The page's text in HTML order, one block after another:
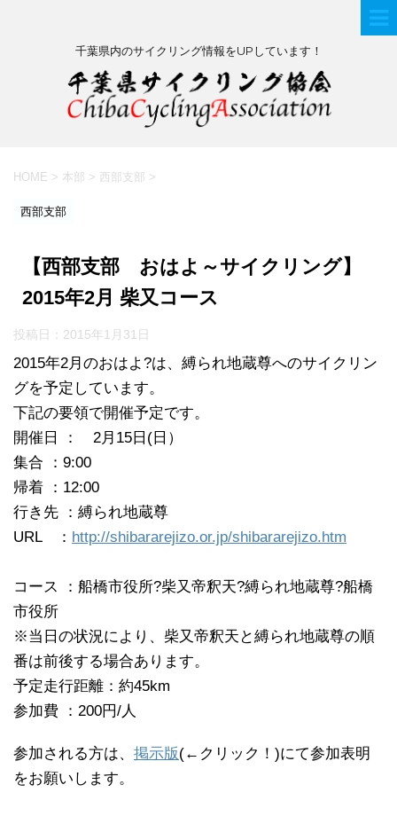
千葉県内のサイクリング情報をUPしています！
HOME > 本部 > 西部支部 >
西部支部
【西部支部 おはよ～サイクリング】
2015年2月 柴又コース
投稿日： 2015年1月31日
2015年2月のおはよ?は、縛られ地蔵尊へのサイクリン
グを予定しています。
下記の要領で開催予定です。
開催日 ： 2月15日(日）
集合 ：9:00
帰着 ：12:00
行き先 ：縛られ地蔵尊
URL ： http://shibararejizo.or.jp/shibararejizo.htm
コース ：船橋市役所?柴又帝釈天?縛られ地蔵尊?船橋
市役所
※当日の状況により、柴又帝釈天と縛られ地蔵尊の順
番は前後する場合あります。
予定走行距離：約45km
参加費 ：200円/人
参加される方は、 掲示版(←クリック！)にて参加表明
をお願いします。